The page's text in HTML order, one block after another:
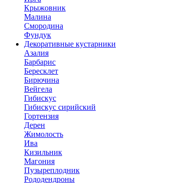
Крыжовник
Малина
Смородина
Фундук
Декоративные кустарники
Азалия
Барбарис
Бересклет
Бирючина
Вейгела
Гибискус
Гибискус сирийский
Гортензия
Дерен
Жимолость
Ива
Кизильник
Магония
Пузыреплодник
Рододендроны